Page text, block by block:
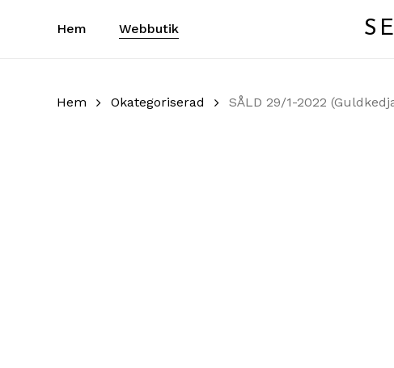
Hem Webbutik
Hem Okategoriserad SÅLD 29/1-2022